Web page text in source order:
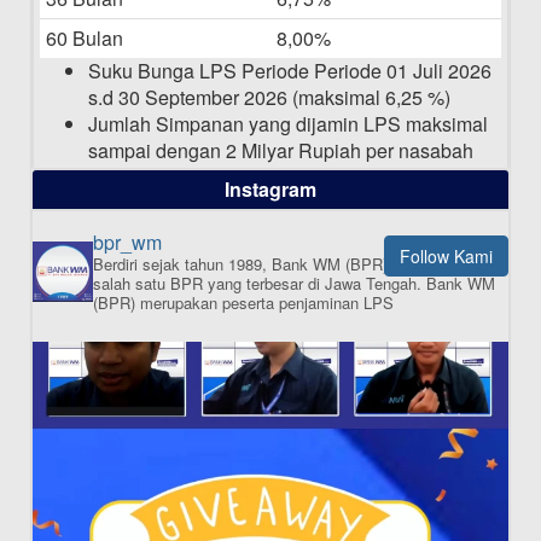
Pengumuman Nama Baru Perusahaan
60 Bulan
8,00%
Suku Bunga LPS Periode Periode 01 Juli 2026
s.d 30 September 2026 (maksimal 6,25 %)
Jumlah Simpanan yang dijamin LPS maksimal
sampai dengan 2 Milyar Rupiah per nasabah
dalam satu bank
ISI APLIKASI SEKARANG
Instagram
Follow Kami
bpr_wm
Berdiri sejak tahun 1989, Bank WM (BPR) merupakan
salah satu BPR yang terbesar di Jawa Tengah.Bank WM
(BPR) merupakan peserta penjaminan LPS